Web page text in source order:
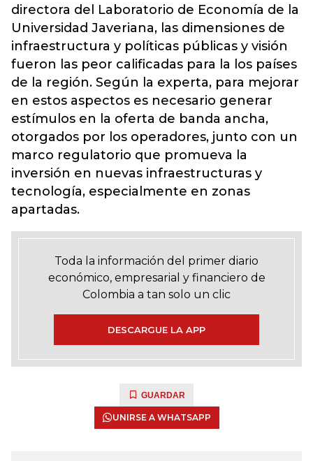
directora del Laboratorio de Economía de la
Universidad Javeriana, las dimensiones de
infraestructura y políticas públicas y visión
fueron las peor calificadas para la los países
de la región. Según la experta, para mejorar
en estos aspectos es necesario generar
estímulos en la oferta de banda ancha,
otorgados por los operadores, junto con un
marco regulatorio que promueva la
inversión en nuevas infraestructuras y
tecnología, especialmente en zonas
apartadas.
Toda la información del primer diario
económico, empresarial y financiero de
Colombia a tan solo un clic
DESCARGUE LA APP
GUARDAR
UNIRSE A WHATSAPP